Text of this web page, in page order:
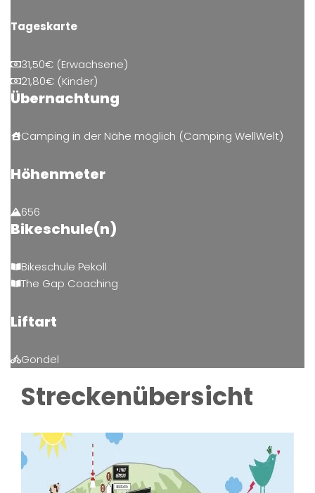
Tageskarte
31,50€ (Erwachsene)
21,80€ (Kinder)
Übernachtung
Camping in der Nähe möglich (Camping WellWelt)
Höhenmeter
656
Bikeschule(n)
Bikeschule Pekoll
The Gap Coaching
Liftart
Gondel
Streckenübersicht